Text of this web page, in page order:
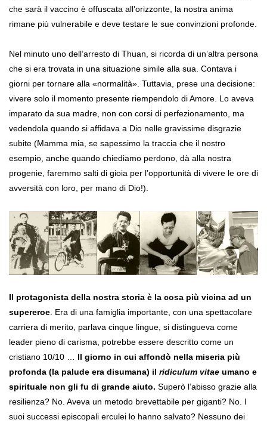
che sarà il vaccino è offuscata all’orizzonte, la nostra anima
rimane più vulnerabile e deve testare le sue convinzioni profonde.
Nel minuto uno dell’arresto di Thuan, si ricorda di un’altra persona
che si era trovata in una situazione simile alla sua. Contava i
giorni per tornare alla «normalità». Tuttavia, prese una decisione:
vivere solo il momento presente riempendolo di Amore. Lo aveva
imparato da sua madre, non con corsi di perfezionamento, ma
vedendola quando si affidava a Dio nelle gravissime disgrazie
subite (Mamma mia, se sapessimo la traccia che il nostro
esempio, anche quando chiediamo perdono, dà alla nostra
progenie, faremmo salti di gioia per l’opportunità di vivere le ore di
avversità con loro, per mano di Dio!).
Il protagonista della nostra storia è la cosa più vicina ad un
supereroe . Era di una famiglia importante, con una spettacolare
carriera di merito, parlava cinque lingue, si distingueva come
leader pieno di carisma, potrebbe essere descritto come un
cristiano 10/10 … Il giorno in cui affondò nella miseria più
profonda (la palude era disumana) il ridiculum vitae umano e
spirituale non gli fu di grande aiuto. Superò l’abisso grazie alla
resilienza? No. Aveva un metodo brevettabile per giganti? No. I
suoi successi episcopali erculei lo hanno salvato? Nessuno dei